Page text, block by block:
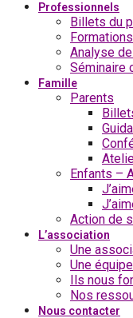
Professionnels
Billets du
Analyse
Séminaire
Famille
Parents
Enfants –
Action de
L’association
Une
Une
Ils nous
Nos
Nous contacter